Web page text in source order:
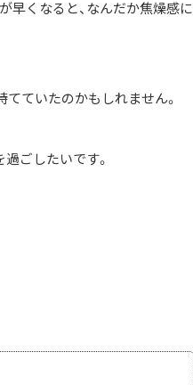
早くなると、なんだか焦燥感に
ていたのかもしれません。
ごしたいです。